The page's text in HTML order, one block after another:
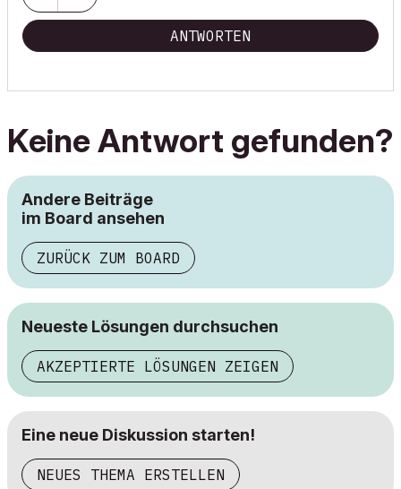
ANTWORTEN
Keine Antwort gefunden?
Andere Beiträge
im Board ansehen
ZURÜCK ZUM BOARD
Neueste Lösungen durchsuchen
AKZEPTIERTE LÖSUNGEN ZEIGEN
Eine neue Diskussion starten!
NEUES THEMA ERSTELLEN